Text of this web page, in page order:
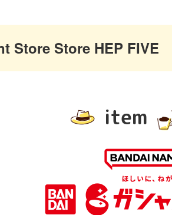
Store Store HEP FIVE
item